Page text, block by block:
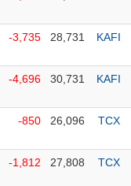
-3,735 28,731 KAFI
-4,696 30,731 KAFI
-850 26,096 TCX
-1,812 27,808 TCX